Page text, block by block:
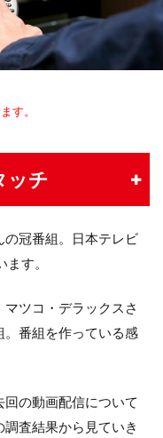
す。
ッチ
の冠番組。日本テレビ
す。
ツコ・デラックスさ
。番組を作っている感
の動画配信について
査結果から見ていき